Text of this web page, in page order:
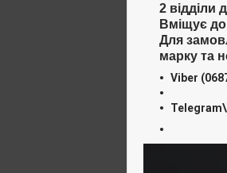
2 відділи
Вміщує
Для
марку та
Viber